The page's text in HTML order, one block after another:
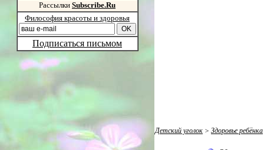
Рассылки Subscribe.Ru
Философия красоты и здоровья
Подписаться письмом
Детский уголок > Здоровье ребёнка